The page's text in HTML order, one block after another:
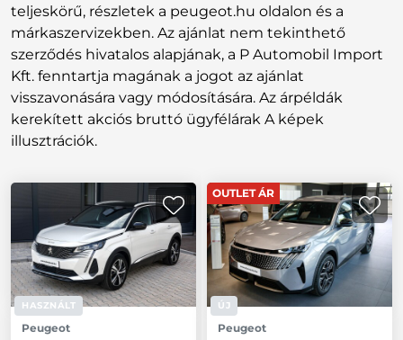
teljeskörű, részletek a peugeot.hu oldalon és a
márkaszervizekben. Az ajánlat nem tekinthető
szerződés hivatalos alapjának, a P Automobil Import
Kft. fenntartja magának a jogot az ajánlat
visszavonására vagy módosítására. Az árpéldák
kerekített akciós bruttó ügyfélárak A képek
illusztrációk.
HASZNÁLT
Peugeot
OUTLET ÁR
ÚJ
Peugeot